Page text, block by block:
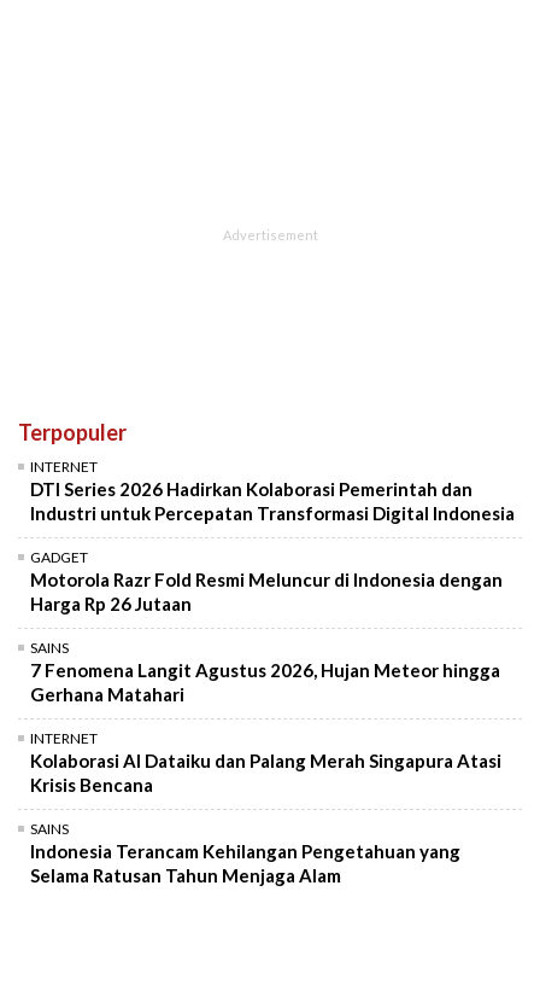
Terpopuler
INTERNET
DTI Series 2026 Hadirkan Kolaborasi Pemerintah dan
Industri untuk Percepatan Transformasi Digital Indonesia
GADGET
Motorola Razr Fold Resmi Meluncur di Indonesia dengan
Harga Rp 26 Jutaan
SAINS
7 Fenomena Langit Agustus 2026, Hujan Meteor hingga
Gerhana Matahari
INTERNET
Kolaborasi AI Dataiku dan Palang Merah Singapura Atasi
Krisis Bencana
SAINS
Indonesia Terancam Kehilangan Pengetahuan yang
Selama Ratusan Tahun Menjaga Alam